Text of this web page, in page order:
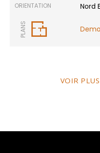
ORIENTATION Nord
PLANS
VOIR